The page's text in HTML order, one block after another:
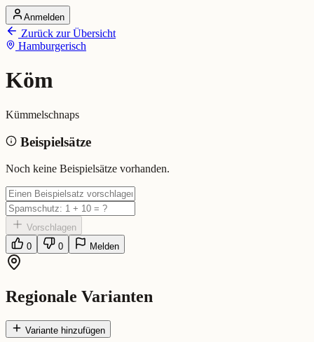
Startseite
Alle Dialekte
Dialekte vergleichen
Ranking
Köm (Hamburgerisch)
Bedeutung:Kümmelschnaps
Anmelden
Zurück zur Übersicht
Hamburgerisch
Köm
Kümmelschnaps
Beispielsätze
Noch keine Beispielsätze vorhanden.
Vorschlagen
0
0 Melden
Regionale Varianten
Variante hinzufügen